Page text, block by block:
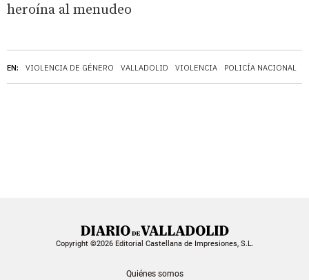
EN: VIOLENCIA DE GÉNERO VALLADOLID VIOLENCIA POLICÍA NACIONAL
heroína al menudeo
Copyright ©2026 Editorial Castellana de Impresiones, S.L.
Quiénes somos